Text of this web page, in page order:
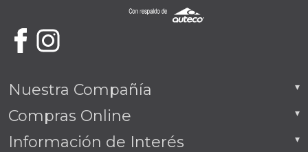
Nuestra Compañía
Compras Online
Información de Interés